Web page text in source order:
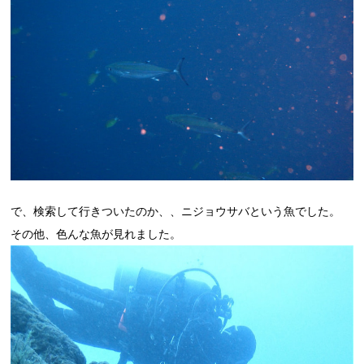
で、検索して行きついたのか、、ニジョウサバという魚でした。
その他、色んな魚が見れました。